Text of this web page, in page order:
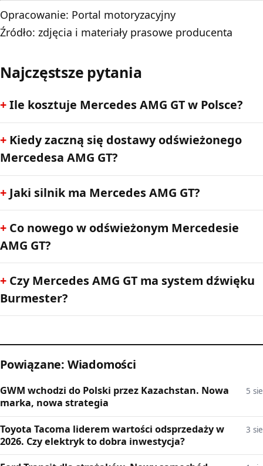
Opracowanie: Portal motoryzacyjny
Źródło: zdjęcia i materiały prasowe producenta
Najczęstsze pytania
Ile kosztuje Mercedes AMG GT w Polsce?
Kiedy zaczną się dostawy odświeżonego
Mercedesa AMG GT?
Jaki silnik ma Mercedes AMG GT?
Co nowego w odświeżonym Mercedesie
AMG GT?
Czy Mercedes AMG GT ma system dźwięku
Burmester?
Powiązane: Wiadomości
GWM wchodzi do Polski przez Kazachstan. Nowa
marka, nowa strategia
5 sie
Toyota Tacoma liderem wartości odsprzedaży w
2026. Czy elektryk to dobra inwestycja?
3 sie